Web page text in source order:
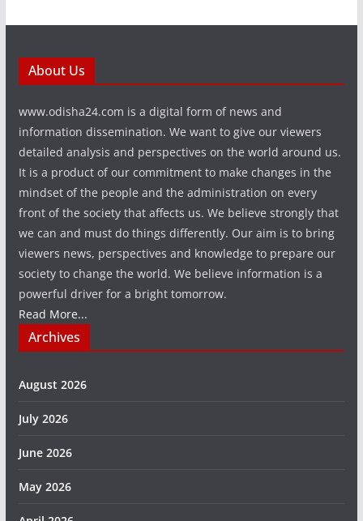
About Us
www.odisha24.com is a digital form of news and
information dissemination. We want to give our viewers
detailed analysis and perspectives on the world around us.
It is a product of our commitment to make changes in the
mindset of the people and the administration on every
front of the society that affects us. We believe strongly that
we can and must do things differently. Our aim is to bring
viewers news, perspectives and knowledge to prepare our
society to change the world. We believe information is a
powerful driver for a bright tomorrow.
Read More...
Archives
August 2026
July 2026
June 2026
May 2026